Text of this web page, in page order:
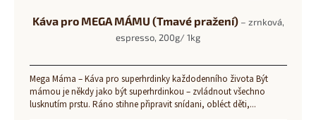
Káva pro MEGA MÁMU (Tmavé pražení) – zrnková,
espresso, 200g/ 1kg
Mega Máma – Káva pro superhrdinky každodenního života Být
mámou je někdy jako být superhrdinkou – zvládnout všechno
lusknutím prstu. Ráno stihne připravit snídani, obléct děti,...